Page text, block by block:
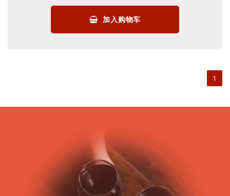
加入购物车
1